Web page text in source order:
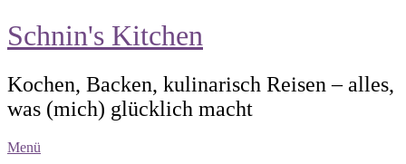
Schnin's Kitchen
Kochen, Backen, kulinarisch Reisen – alles,
was (mich) glücklich macht
Menü